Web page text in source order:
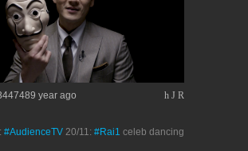
year ago h J R
: #AudienceTV 20/11: #Rai1 celeb dancing